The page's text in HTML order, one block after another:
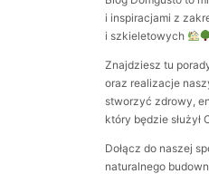
i inspiracjami z
i szkieletowych
Znajdziesz tu
oraz realizacje
stworzyć zdrowy,
który będzie służył
Dołącz do naszej
naturalnego